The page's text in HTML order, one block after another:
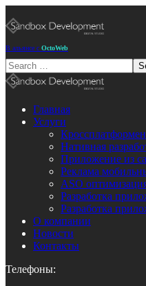
В альянсе с OctoWeb
Главная
Услуги
Нативная
Приложение из
Реклама
ASO
Разработка
Разработка
О компании
Новости
Контакты
Телефоны: